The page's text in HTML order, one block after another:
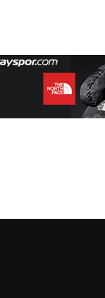
sofralarda
çeşitli
hem de
[…]